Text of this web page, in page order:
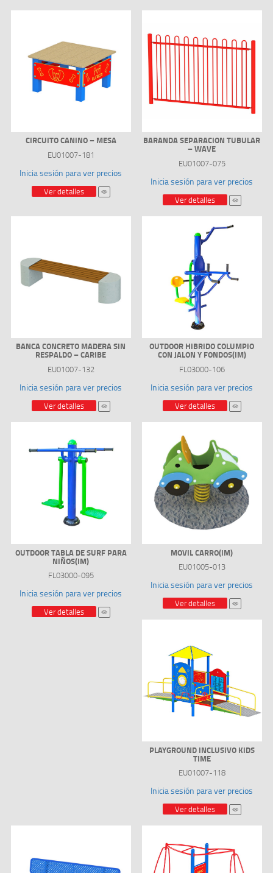
CIRCUITO CANINO – MESA
EU01007-181
Inicia sesión para ver precios
Ver detalles
BARANDA SEPARACION TUBULAR
– WAVE
EU01007-075
Inicia sesión para ver precios
Ver detalles
BANCA CONCRETO MADERA SIN
RESPALDO – CARIBE
EU01007-132
Inicia sesión para ver precios
Ver detalles
OUTDOOR HIBRIDO COLUMPIO
CON JALON Y FONDOS(IM)
FL03000-106
Inicia sesión para ver precios
Ver detalles
OUTDOOR TABLA DE SURF PARA
NIÑOS(IM)
FL03000-095
Inicia sesión para ver precios
Ver detalles
MOVIL CARRO(IM)
EU01005-013
Inicia sesión para ver precios
Ver detalles
PLAYGROUND INCLUSIVO KIDS
TIME
EU01007-118
Inicia sesión para ver precios
Ver detalles